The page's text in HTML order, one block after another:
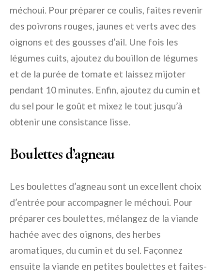
méchoui. Pour préparer ce coulis, faites revenir
des poivrons rouges, jaunes et verts avec des
oignons et des gousses d’ail. Une fois les
légumes cuits, ajoutez du bouillon de légumes
et de la purée de tomate et laissez mijoter
pendant 10 minutes. Enfin, ajoutez du cumin et
du sel pour le goût et mixez le tout jusqu’à
obtenir une consistance lisse.
Boulettes d’agneau
Les boulettes d’agneau sont un excellent choix
d’entrée pour accompagner le méchoui. Pour
préparer ces boulettes, mélangez de la viande
hachée avec des oignons, des herbes
aromatiques, du cumin et du sel. Façonnez
ensuite la viande en petites boulettes et faites-